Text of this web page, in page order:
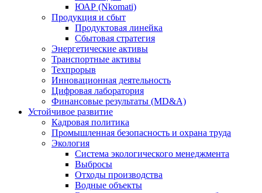
ЮАР (Nkomati)
Продукция и сбыт
Продуктовая линейка
Сбытовая стратегия
Энергетические активы
Транспортные активы
Техпрорыв
Инновационная деятельность
Цифровая лаборатория
Финансовые результаты (MD&A)
Устойчивое развитие
Кадровая политика
Промышленная безопасность и охрана труда
Экология
Система экологического менеджмента
Выбросы
Отходы производства
Водные объекты